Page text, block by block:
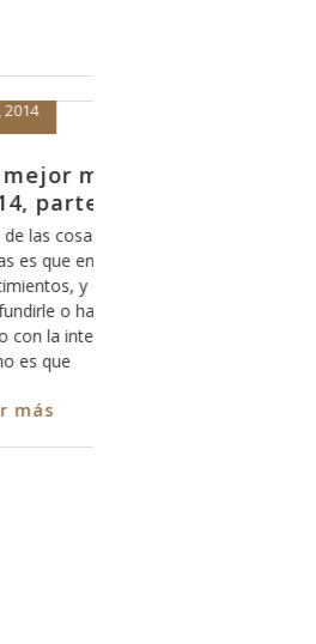
que
los
lo